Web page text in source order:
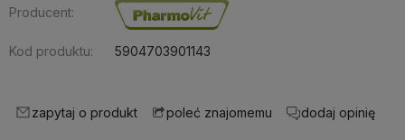
Producent:
Kod produktu: 5904703901143
zapytaj o produkt poleć znajomemu dodaj opinię